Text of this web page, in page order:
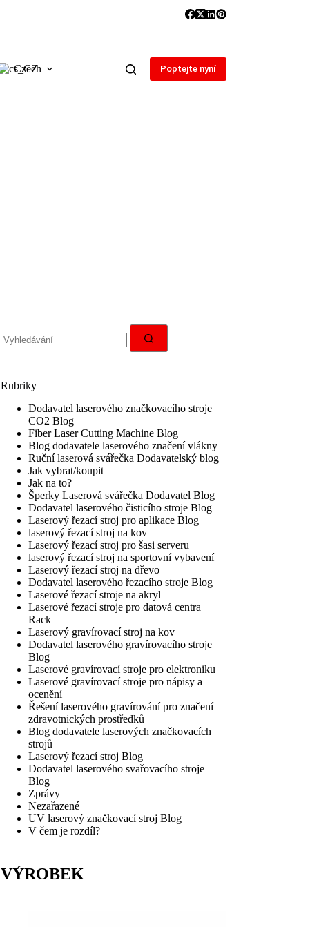
Czech Poptejte nyní
无
结
Rubriky
Dodavatel laserového značkovacího stroje
CO2 Blog
Fiber Laser Cutting Machine Blog
Blog dodavatele laserového značení vlákny
Ruční laserová svářečka Dodavatelský blog
Jak vybrat/koupit
Jak na to?
Šperky Laserová svářečka Dodavatel Blog
Dodavatel laserového čisticího stroje Blog
Laserový řezací stroj pro aplikace Blog
laserový řezací stroj na kov
Laserový řezací stroj pro šasi serveru
laserový řezací stroj na sportovní vybavení
Laserový řezací stroj na dřevo
Dodavatel laserového řezacího stroje Blog
Laserové řezací stroje na akryl
Laserové řezací stroje pro datová centra
Rack
Laserový gravírovací stroj na kov
Dodavatel laserového gravírovacího stroje
Blog
Laserové gravírovací stroje pro elektroniku
Laserové gravírovací stroje pro nápisy a
ocenění
Řešení laserového gravírování pro značení
zdravotnických prostředků
Blog dodavatele laserových značkovacích
strojů
Laserový řezací stroj Blog
Dodavatel laserového svařovacího stroje
Blog
Zprávy
Nezařazené
UV laserový značkovací stroj Blog
V čem je rozdíl?
VÝROBEK